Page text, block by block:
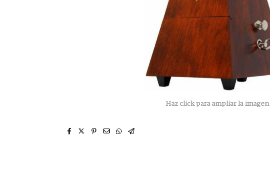
Haz click para ampliar la imagen